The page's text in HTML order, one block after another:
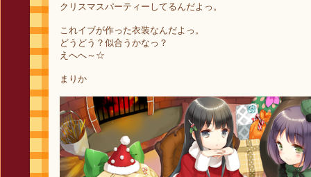
クリスマスパーティーしてるんだよっ。
これイブが作った衣装なんだよっ。
どうどう？似合うかなっ？
えへへ～☆
まりか